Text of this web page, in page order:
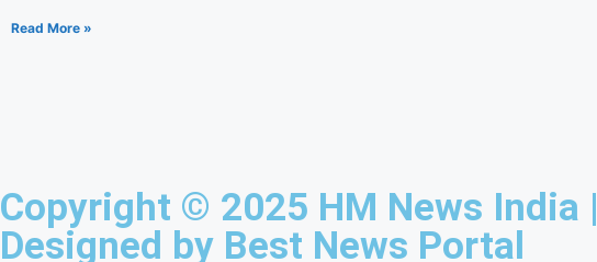
Read More »
Copyright © 2025 HM News India |
Designed by Best News Portal